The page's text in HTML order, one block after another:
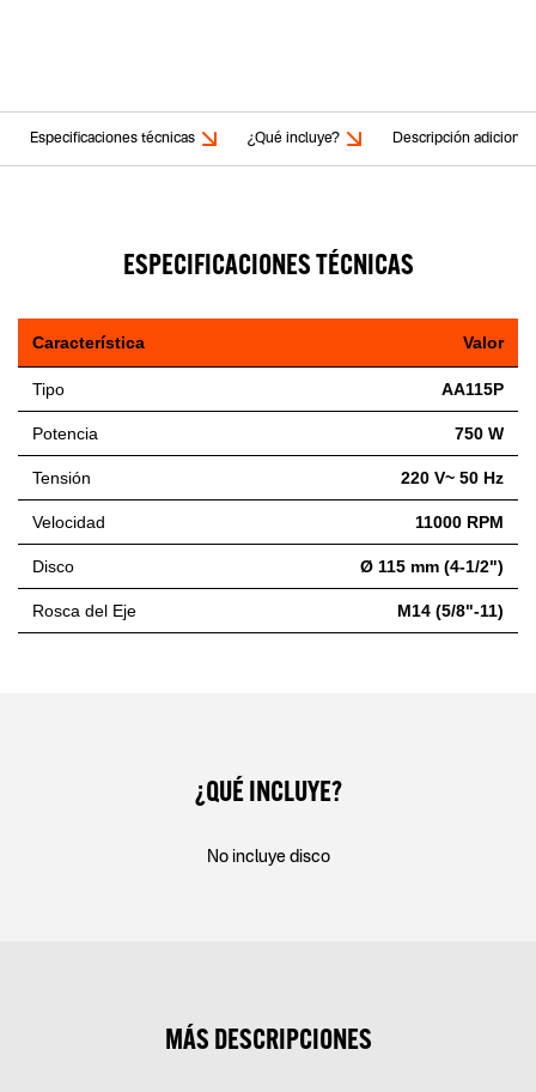
Especificaciones técnicas ¿Qué incluye? Descripción adicional
ESPECIFICACIONES TÉCNICAS
Característica Valor
Tipo AA115P
Potencia 750 W
Tensión 220 V~ 50 Hz
Velocidad 11000 RPM
Disco Ø 115 mm (4-1/2")
Rosca del Eje M14 (5/8"-11)
¿QUÉ INCLUYE?
No incluye disco
MÁS DESCRIPCIONES